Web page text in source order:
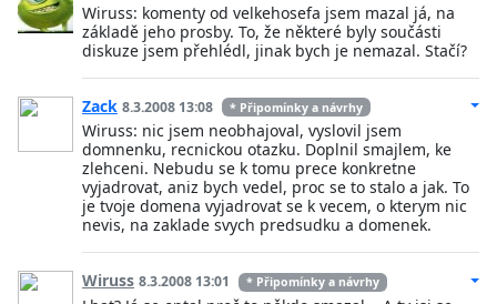
Wiruss: komenty od velkehosefa jsem mazal já, na
základě jeho prosby. To, že některé byly součásti
diskuze jsem přehlédl, jinak bych je nemazal. Stačí?
Zack 8.3.2008 13:08 * Připomínky a návrhy
Wiruss: nic jsem neobhajoval, vyslovil jsem
domnenku, recnickou otazku. Doplnil smajlem, ke
zlehceni. Nebudu se k tomu prece konkretne
vyjadrovat, aniz bych vedel, proc se to stalo a jak. To
je tvoje domena vyjadrovat se k vecem, o kterym nic
nevis, na zaklade svych predsudku a domenek.
Wiruss 8.3.2008 13:01 * Připomínky a návrhy